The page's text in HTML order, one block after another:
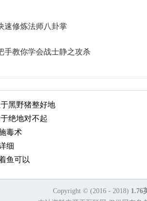
速修炼法师八卦掌
手教你学会战士静之攻杀
黑野猪整好地
绝地对不起
毒术
细
鱼可以
Copyright © (2016 - 2018) 1.76